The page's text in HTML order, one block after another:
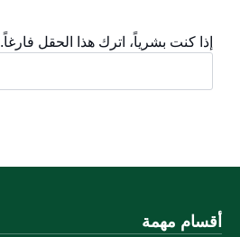
إذا كنت بشرياً، اترك هذا الحقل فارغاً.
أقسام مهمة